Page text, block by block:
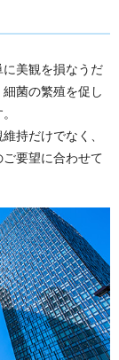
美観を損なうだ
細菌の繁殖を促し
持だけでなく、
要望に合わせて